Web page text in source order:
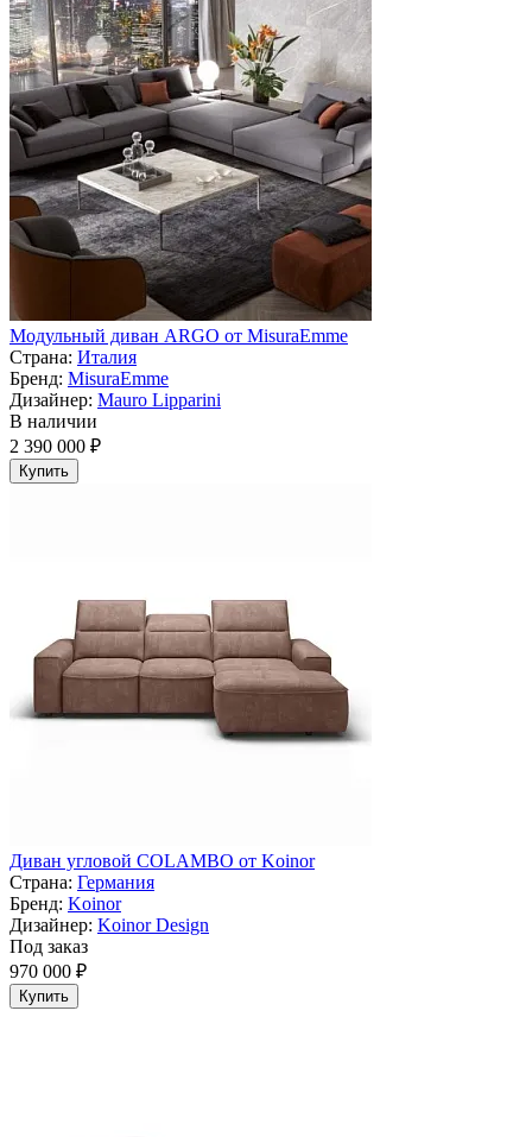
Модульный диван ARGO от MisuraEmme
Страна: Италия
Бренд: MisuraEmme
Дизайнер: Mauro Lipparini
В наличии
2 390 000 ₽
Купить
Диван угловой COLAMBO от Koinor
Страна: Германия
Бренд: Koinor
Дизайнер: Koinor Design
Под заказ
970 000 ₽
Купить